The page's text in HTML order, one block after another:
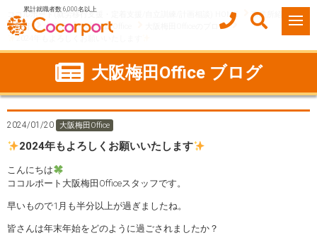
累計就職者数 6,000名以上
ココルポート(就労移行支援・定着支援/自立訓練/計画相談) HOME
事業所紹介
大阪府
大阪市 大阪梅田Office
大阪梅田Officeのブログ
2024年もよろしくお願いいたします
大阪梅田Office ブログ
2024/01/20 大阪梅田Office
2024年もよろしくお願いいたします
こんにちは
ココルポート大阪梅田Officeスタッフです。
早いもので1月も半分以上が過ぎましたね。
皆さんは年末年始をどのように過ごされましたか？